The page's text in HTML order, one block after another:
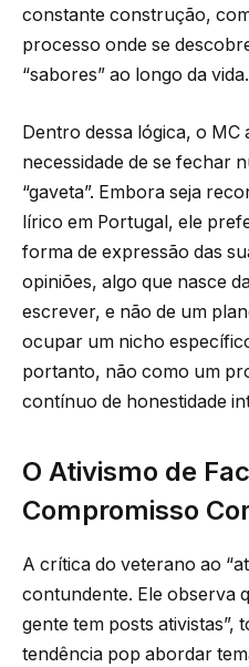
constante construção,
processo onde se
“sabores” ao longo da vida.
Dentro dessa lógica, o MC
necessidade de se fechar
“gaveta”. Embora seja
lírico em Portugal, ele
forma de expressão das
opiniões, algo que nasce
escrever, e não de um
ocupar um nicho
portanto, não como um
contínuo de honestidade
O Ativismo de
Compromisso
A crítica do veterano ao
contundente. Ele observa
gente tem posts ativistas”,
tendência pop abordar